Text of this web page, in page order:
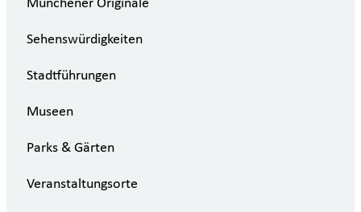
Münchener Originale
Sehenswürdigkeiten
Stadtführungen
Museen
Parks & Gärten
Veranstaltungsorte